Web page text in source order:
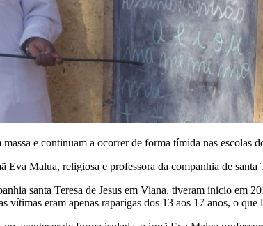
e continuam a ocorrer de forma tímida nas
Eva Malua, religiosa e professora da companhia de
santa Teresa de Jesus em Viana, tiveram inicio em
vítimas eram apenas raparigas dos 13 aos 17 anos, o